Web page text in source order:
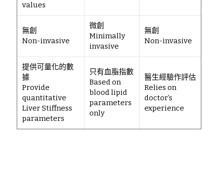
values
無創
Non-invasive
微創
Minimally
invasive
無創
Non-invasive
提供可量化的數
據
Provide
quantitative
Liver Stiffness
parameters
只有血脂指數
Based on
blood lipid
parameters
only
醫生經驗作評估
Relies on
doctor’s
experience